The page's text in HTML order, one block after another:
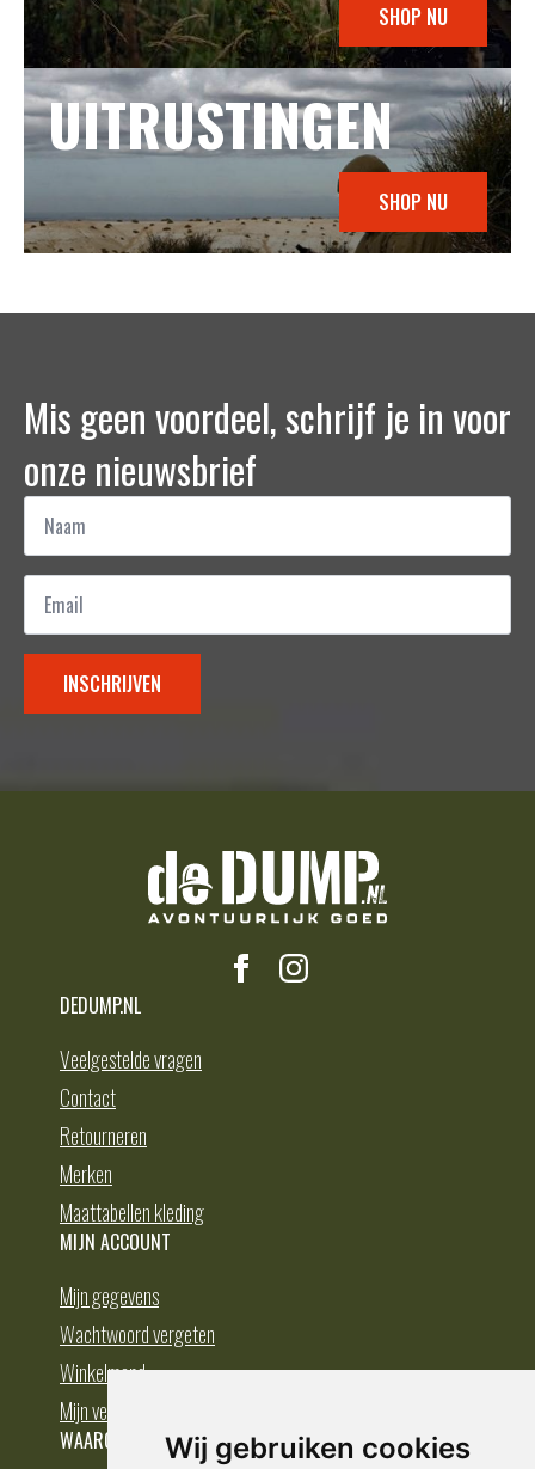
Wij gebruiken cookies
SHOP NU
UITRUSTINGEN
SHOP NU
Mis geen voordeel, schrijf je in voor
onze nieuwsbrief
Naam
Email
INSCHRIJVEN
DEDUMP.NL
Veelgestelde vragen
Contact
Retourneren
Merken
Maattabellen kleding
MIJN ACCOUNT
Mijn gegevens
Wachtwoord vergeten
Winkelmand
Mijn verlanglijst
WAAROM BESTELLEN BIJ DEDUMP.NL